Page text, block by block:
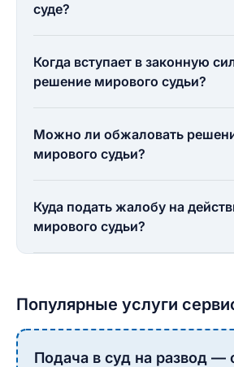
суде?
Когда вступает в законную
решение мирового судьи?
Можно ли обжаловать
мирового судьи?
Куда подать жалобу на
мирового судьи?
Популярные услуги
Подача в суд на развод —